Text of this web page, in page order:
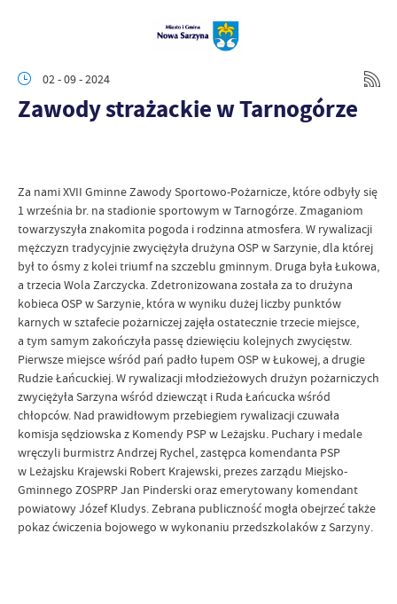
02 - 09 - 2024
Zawody strażackie w Tarnogórze
Za nami XVII Gminne Zawody Sportowo-Pożarnicze, które odbyły się
1 września br. na stadionie sportowym w Tarnogórze. Zmaganiom
towarzyszyła znakomita pogoda i rodzinna atmosfera. W rywalizacji
mężczyzn tradycyjnie zwyciężyła drużyna OSP w Sarzynie, dla której
był to ósmy z kolei triumf na szczeblu gminnym. Druga była Łukowa,
a trzecia Wola Zarczycka. Zdetronizowana została za to drużyna
kobieca OSP w Sarzynie, która w wyniku dużej liczby punktów
karnych w sztafecie pożarniczej zajęła ostatecznie trzecie miejsce,
a tym samym zakończyła passę dziewięciu kolejnych zwycięstw.
Pierwsze miejsce wśród pań padło łupem OSP w Łukowej, a drugie
Rudzie Łańcuckiej. W rywalizacji młodzieżowych drużyn pożarniczych
zwyciężyła Sarzyna wśród dziewcząt i Ruda Łańcucka wśród
chłopców. Nad prawidłowym przebiegiem rywalizacji czuwała
komisja sędziowska z Komendy PSP w Leżajsku. Puchary i medale
wręczyli burmistrz Andrzej Rychel, zastępca komendanta PSP
w Leżajsku Krajewski Robert Krajewski, prezes zarządu Miejsko-
Gminnego ZOSPRP Jan Pinderski oraz emerytowany komendant
powiatowy Józef Kludys. Zebrana publiczność mogła obejrzeć także
pokaz ćwiczenia bojowego w wykonaniu przedszkolaków z Sarzyny.